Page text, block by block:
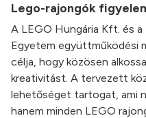
Lego-rajongók
A LEGO Hungária Kft. és
Egyetem együttműködési
célja, hogy közösen
kreativitást. A tervezett
lehetőséget tartogat, ami
hanem minden LEGO